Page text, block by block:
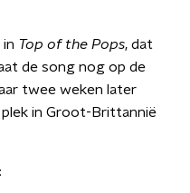
Top of the Pops, dat
de song nog op de
twee weken later
in Groot-Brittannië